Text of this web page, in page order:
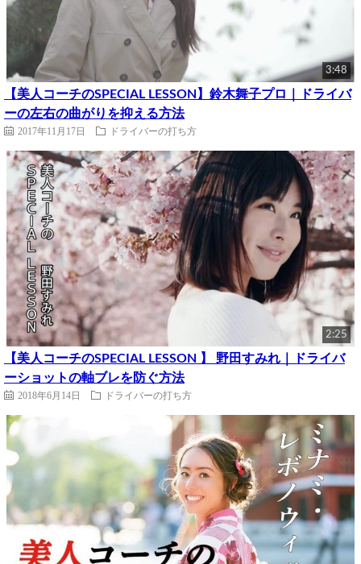
3:48
【美人コーチのSPECIAL LESSON】鈴木舞子プロ｜ドライバ
ーの左右の曲がりを抑える方法
2017年11月17日 ドライバーの打ち方
2:25
【美人コーチのSPECIAL LESSON 】 野田すみれ｜ドライバ
ーショットの軸ブレを防ぐ方法
2018年6月14日 ドライバーの打ち方